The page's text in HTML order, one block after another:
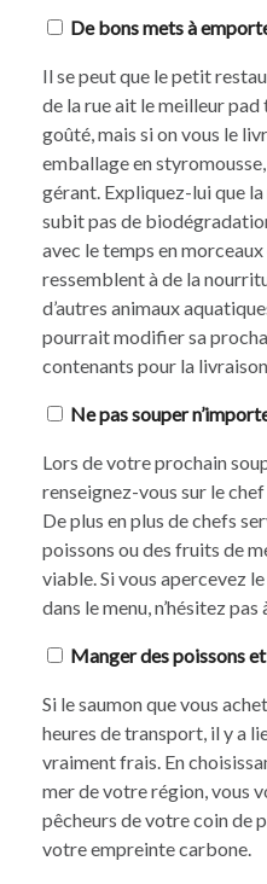
De bons mets à
Il se peut que le petit
de la rue ait le meilleur pad
goûté, mais si on vous le
emballage en
gérant. Expliquez-lui que
subit pas de
avec le temps en
ressemblent à de la
d’autres animaux
pourrait modifier sa
contenants pour la
Ne pas souper
Lors de votre prochain
renseignez-vous sur le
De plus en plus de chefs
poissons ou des fruits de
viable. Si vous apercevez
dans le menu, n’hésitez
Manger des poissons
Si le saumon que vous
heures de transport, il y a
vraiment frais. En
mer de votre région, vous
pêcheurs de votre coin de
votre empreinte carbone.